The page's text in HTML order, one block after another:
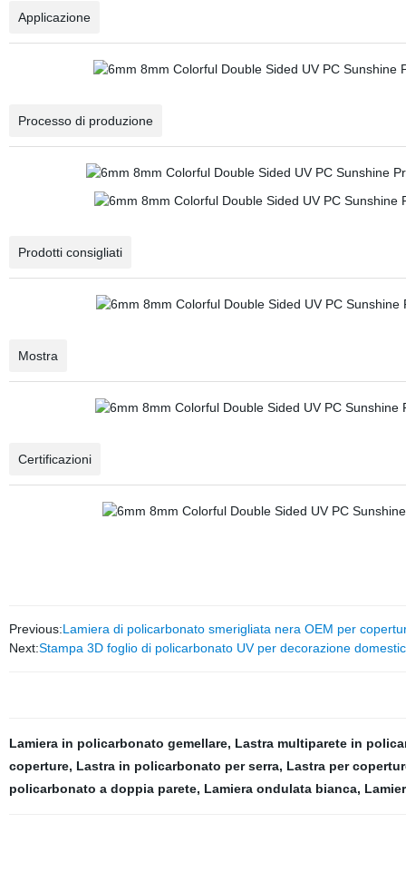
Applicazione
Processo di produzione
Prodotti consigliati
Mostra
Certificazioni
Previous:Lamiera di policarbonato smerigliata nera OEM per
Next:Stampa 3D foglio di policarbonato UV per decorazione
Lamiera in policarbonato gemellare, Lastra multiparete in
coperture, Lastra in policarbonato per serra, Lastra per
policarbonato a doppia parete, Lamiera ondulata bianca,